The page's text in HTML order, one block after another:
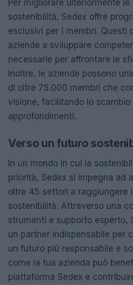
Per migliorare ulteriormente le
sostenibilità, Sedex offre
esclusivi per i membri. Questi
aziende a sviluppare
necessarie per affrontare le
Inoltre, le aziende possono
di oltre 75.000 membri che
visione, facilitando lo
approfondimenti.
Verso un futuro
In un mondo in cui la
priorità, Sedex si impegna ad
oltre 45 settori a raggiungere
sostenibilità. Attraverso una
strumenti e supporto esperto,
un partner indispensabile per
un futuro più responsabile e
come la tua azienda può
piattaforma Sedex e